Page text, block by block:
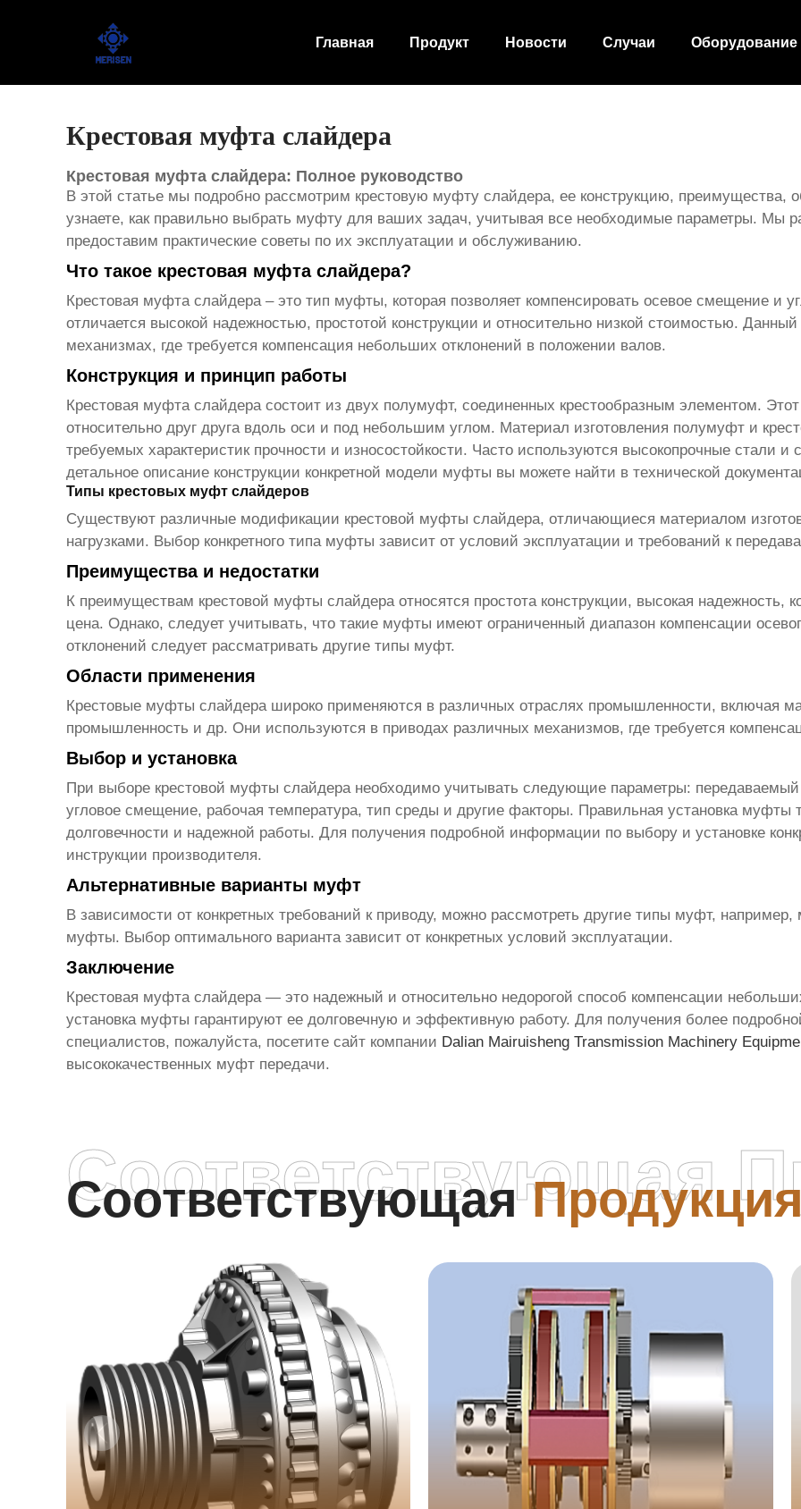
Главная Продукт Новости Случаи Оборудование
Оборудование завода
Крестовая муфта слайдера
Крестовая муфта слайдера: Полное руководство
В этой статье мы подробно рассмотрим крестовую муфту слайдера, ее конструкцию, преимущества,
узнаете, как правильно выбрать муфту для ваших задач, учитывая все необходимые параметры. Мы
предоставим практические советы по их эксплуатации и обслуживанию.
Что такое крестовая муфта слайдера?
Крестовая муфта слайдера– это тип муфты, которая позволяет компенсировать осевое смещение и
отличается высокой надежностью, простотой конструкции и относительно низкой стоимостью.
механизмах, где требуется компенсация небольших отклонений в положении валов.
Конструкция и принцип работы
Крестовая муфта слайдерасостоит из двух полумуфт, соединенных крестообразным элементом.
относительно друг друга вдоль оси и под небольшим углом. Материал изготовления полумуфт и
требуемых характеристик прочности и износостойкости. Часто используются высокопрочные стали
детальное описание конструкции конкретной модели муфты вы можете найти в технической
Типы крестовых муфт слайдеров
Существуют различные модификации крестовой муфты слайдера, отличающиеся материалом
нагрузками. Выбор конкретного типа муфты зависит от условий эксплуатации и требований к
Преимущества и недостатки
К преимуществам крестовой муфты слайдераотносятся простота конструкции, высокая надежность,
цена. Однако, следует учитывать, что такие муфты имеют ограниченный диапазон компенсации
отклонений следует рассматривать другие типы муфт.
Области применения
Крестовые муфты слайдерашироко применяются в различных отраслях промышленности, включая
промышленность и др. Они используются в приводах различных механизмов, где требуется
Выбор и установка
При выборе крестовой муфты слайдеранеобходимо учитывать следующие параметры:
угловое смещение, рабочая температура, тип среды и другие факторы. Правильная установка муфты
долговечности и надежной работы. Для получения подробной информации по выбору и установке
инструкции производителя.
Альтернативные варианты муфт
В зависимости от конкретных требований к приводу, можно рассмотреть другие типы муфт,
муфты. Выбор оптимального варианта зависит от конкретных условий эксплуатации.
Заключение
Крестовая муфта слайдера— это надежный и относительно недорогой способ компенсации
установка муфты гарантируют ее долговечную и эффективную работу. Для получения более
специалистов, пожалуйста, посетите сайт компании Dalian Mairuisheng Transmission Machinery
высококачественных муфт передачи.
Соответствующая
Соответствующая